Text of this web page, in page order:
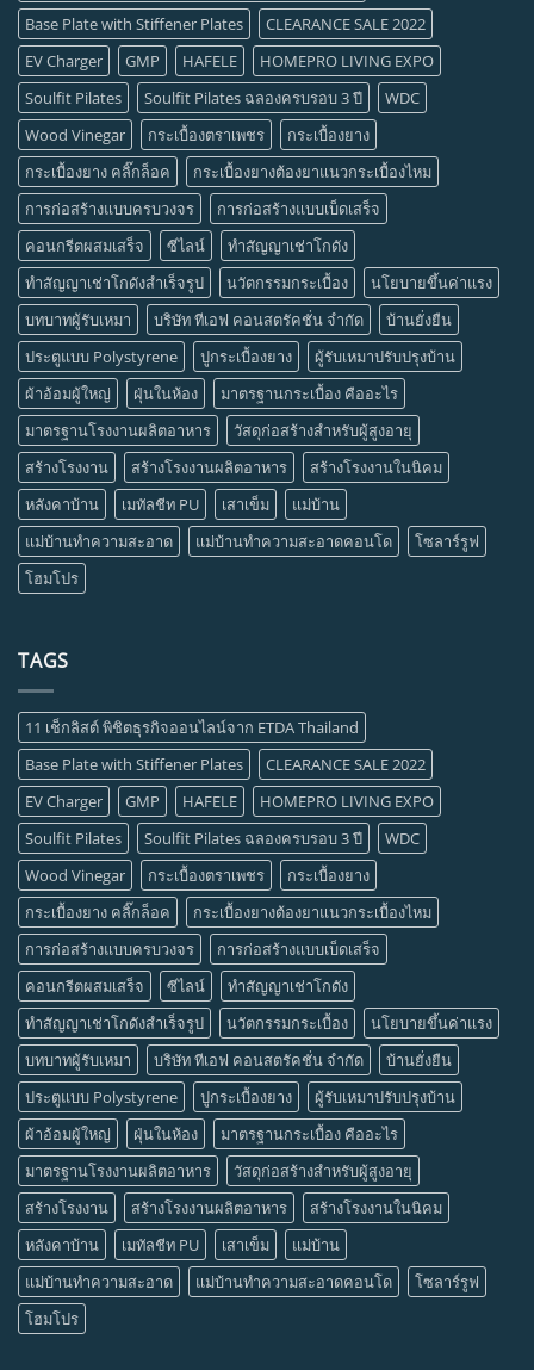
Base Plate with Stiffener Plates
CLEARANCE SALE 2022
EV Charger
GMP HAFELE
HOMEPRO LIVING EXPO
Soulfit Pilates
Soulfit Pilates ฉลองครบรอบ 3 ปี
WDC
Wood Vinegar
กระเบื้องตราเพชร
กระเบื้องยาง
กระเบื้องยาง คลิ๊กล็อค
กระเบื้องยางต้องยาแนวกระเบื้องไหม
การก่อสร้างแบบครบวงจร
การก่อสร้างแบบเบ็ดเสร็จ
คอนกรีตผสมเสร็จ
ซีไลน์
ทำสัญญาเช่าโกดัง
ทำสัญญาเช่าโกดังสำเร็จรูป
นวัตกรรมกระเบื้อง
นโยบายขึ้นค่าแรง
บทบาทผู้รับเหมา
บริษัท ทีเอฟ คอนสตรัคชั่น จำกัด
บ้านยั่งยืน
ประตูแบบ Polystyrene
ปูกระเบื้องยาง
ผู้รับเหมาปรับปรุงบ้าน
ผ้าอ้อมผู้ใหญ่
ฝุ่นในห้อง
มาตรฐานกระเบื้อง คืออะไร
มาตรฐานโรงงานผลิตอาหาร
วัสดุก่อสร้างสำหรับผู้สูงอายุ
สร้างโรงงาน
สร้างโรงงานผลิตอาหาร
สร้างโรงงานในนิคม
หลังคาบ้าน
เมทัลชีท PU เสาเข็ม
แม่บ้าน
แม่บ้านทำความสะอาด
แม่บ้านทำความสะอาดคอนโด
โซลาร์รูฟ
โฮมโปร
TAGS
11 เช็กลิสต์ พิชิตธุรกิจออนไลน์จาก ETDA Thailand
Base Plate with Stiffener Plates
CLEARANCE SALE 2022
EV Charger
GMP HAFELE
HOMEPRO LIVING EXPO
Soulfit Pilates
Soulfit Pilates ฉลองครบรอบ 3 ปี
WDC
Wood Vinegar
กระเบื้องตราเพชร
กระเบื้องยาง
กระเบื้องยาง คลิ๊กล็อค
กระเบื้องยางต้องยาแนวกระเบื้องไหม
การก่อสร้างแบบครบวงจร
การก่อสร้างแบบเบ็ดเสร็จ
คอนกรีตผสมเสร็จ
ซีไลน์
ทำสัญญาเช่าโกดัง
ทำสัญญาเช่าโกดังสำเร็จรูป
นวัตกรรมกระเบื้อง
นโยบายขึ้นค่าแรง
บทบาทผู้รับเหมา
บริษัท ทีเอฟ คอนสตรัคชั่น จำกัด
บ้านยั่งยืน
ประตูแบบ Polystyrene
ปูกระเบื้องยาง
ผู้รับเหมาปรับปรุงบ้าน
ผ้าอ้อมผู้ใหญ่
ฝุ่นในห้อง
มาตรฐานกระเบื้อง คืออะไร
มาตรฐานโรงงานผลิตอาหาร
วัสดุก่อสร้างสำหรับผู้สูงอายุ
สร้างโรงงาน
สร้างโรงงานผลิตอาหาร
สร้างโรงงานในนิคม
หลังคาบ้าน
เมทัลชีท PU เสาเข็ม
แม่บ้าน
แม่บ้านทำความสะอาด
แม่บ้านทำความสะอาดคอนโด
โซลาร์รูฟ
โฮมโปร